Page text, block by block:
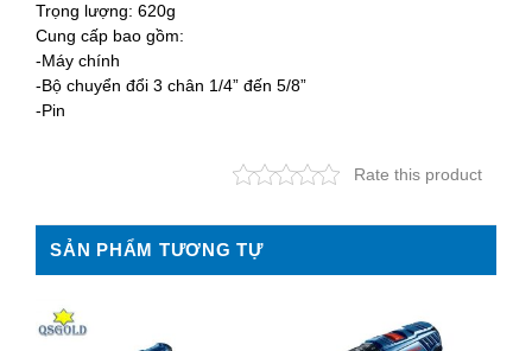
Trọng lượng: 620g
Cung cấp bao gồm:
-Máy chính
-Bộ chuyển đổi 3 chân 1/4” đến 5/8”
-Pin
Rate this product
SẢN PHẨM TƯƠNG TỰ